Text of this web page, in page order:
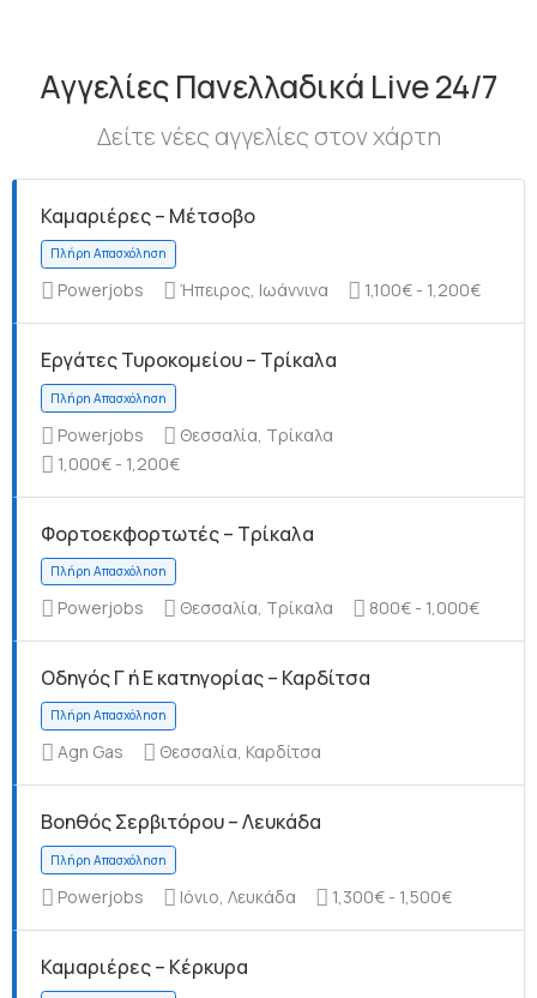
Αγγελίες Πανελλαδικά Live 24/7
Δείτε νέες αγγελίες στον χάρτη
Καμαριέρες – Μέτσοβο
Πλήρη Απασχόληση
Powerjobs Ήπειρος, Ιωάννινα 1,100€ - 1,200€
Εργάτες Τυροκομείου – Τρίκαλα
Πλήρη Απασχόληση
Powerjobs
Θεσσαλία, Τρίκαλα
1,000€ - 1,200€
Φορτοεκφορτωτές – Τρίκαλα
Πλήρη Απασχόληση
Powerjobs Θεσσαλία, Τρίκαλα 800€ - 1,000€
Οδηγός Γ ή Ε κατηγορίας – Καρδίτσα
Agn Gas Θεσσαλία, Καρδίτσα
Βοηθός Σερβιτόρου – Λευκάδα
Powerjobs Ιόνιο, Λευκάδα 1,300€ - 1,500€
Καμαριέρες – Κέρκυρα